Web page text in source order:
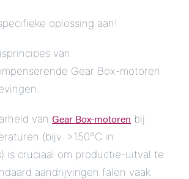
oplossing aan!
van
Gear Box-motoren
van Gear Box-motoren bij
(bijv. >150°C in
is cruciaal om productie-uitval te
aandrijvingen falen vaak